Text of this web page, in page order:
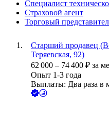
Специалист
Страховой агент
Торговый
Старший продавец
Теряевская, 92)
62 000 – 74 400 ₽ за
Опыт 1-3 года
Выплаты: Два раза в